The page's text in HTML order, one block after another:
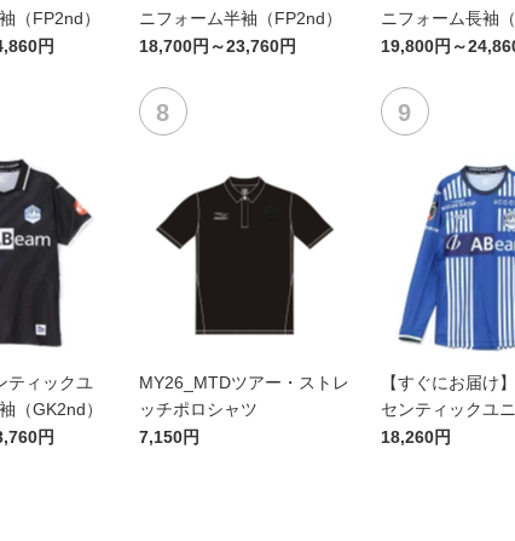
（FP2nd）
円
ニフォーム半袖（FP2nd）
18,700円～23,760円
ニフォーム長袖
19,800円～
ティックユ
（GK2nd）
円
MY26_MTDツアー・ストレ
ッチポロシャツ
7,150円
【すぐにお届け
センティックユ
FP1st（長袖）
18,260円